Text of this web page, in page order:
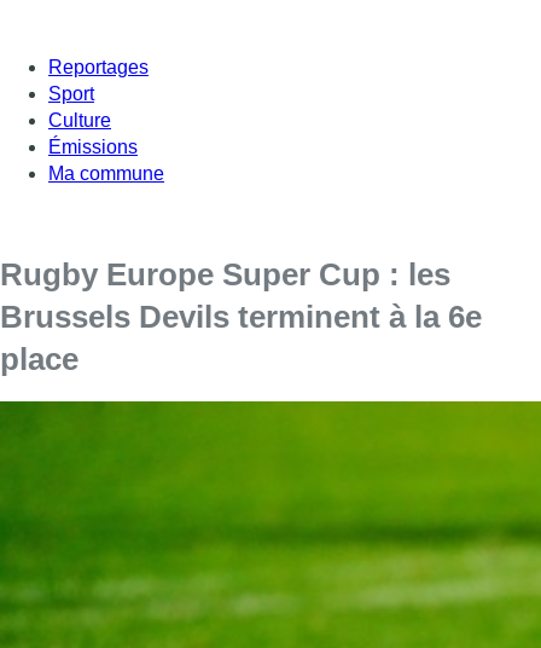
Reportages
Sport
Culture
Émissions
Ma commune
Rugby Europe Super Cup : les
Brussels Devils terminent à la 6e
place